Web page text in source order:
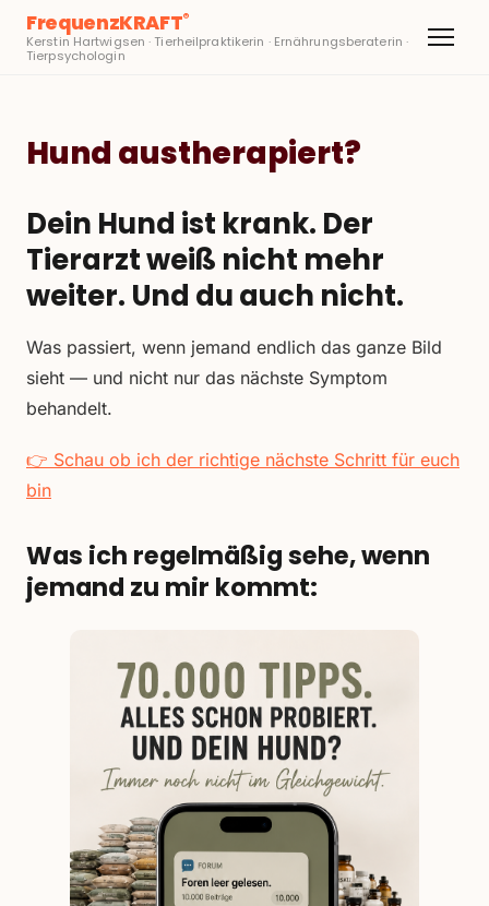
FrequenzKRAFT®
Kerstin Hartwigsen · Tierheilpraktikerin · Ernährungsberaterin ·
Tierpsychologin
Hund austherapiert?
Dein Hund ist krank. Der
Tierarzt weiß nicht mehr
weiter. Und du auch nicht.
Was passiert, wenn jemand endlich das ganze Bild
sieht — und nicht nur das nächste Symptom
behandelt.
👉 Schau ob ich der richtige nächste Schritt für euch
bin
Was ich regelmäßig sehe, wenn
jemand zu mir kommt: